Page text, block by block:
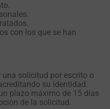
con los que se han
una solicitud por escrito o
su identidad.
plazo máximo de 15 días
de la solicitud.
Marketing
Al compartir
nuestro sitio,
aumentas la
posibilidad de
ver contenido y